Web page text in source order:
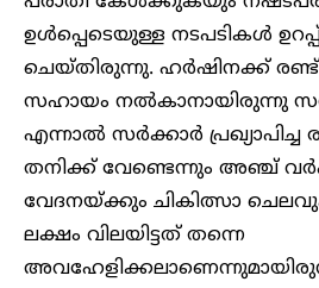
ഉള്‍പ്പെടെയുള്ള നടപടികള്‍
ചെയ്തിരുന്നു. ഹര്‍ഷിനക്ക്
സഹായം നൽകാനായിരുന്നു
എന്നാല്‍ സര്‍ക്കാര്‍
തനിക്ക് വേണ്ടെന്നും അഞ്ച്
വേദനയ്ക്കും ചികിത്സാ
ലക്ഷം വിലയിട്ടത് തന്നെ